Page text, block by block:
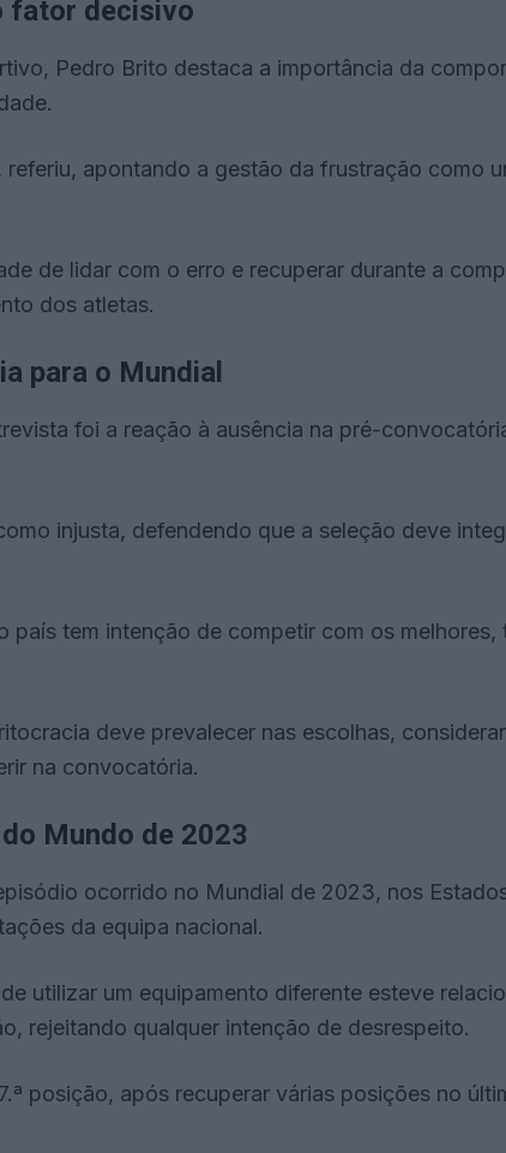
fator decisivo
Pedro Brito destaca a importância da
referiu, apontando a gestão da frustração como
de lidar com o erro e recuperar durante a
dos atletas.
para o Mundial
foi a reação à ausência na pré-
injusta, defendendo que a seleção deve
país tem intenção de competir com os melhores,
deve prevalecer nas escolhas,
na convocatória.
Mundo de 2023
ocorrido no Mundial de 2023, nos
da equipa nacional.
utilizar um equipamento diferente esteve
rejeitando qualquer intenção de desrespeito.
posição, após recuperar várias posições no